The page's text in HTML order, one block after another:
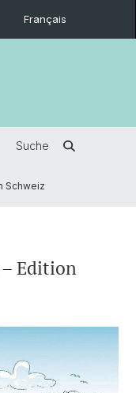
Français
Suche
Schweiz
Edition